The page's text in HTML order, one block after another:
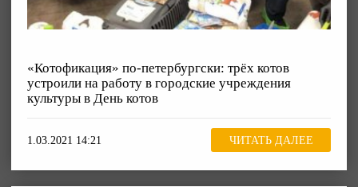
«Котофикация» по-петербургски: трёх котов
устроили на работу в городские учреждения
культуры в День котов
1.03.2021 14:21 ЧИТАТЬ ДАЛЕЕ